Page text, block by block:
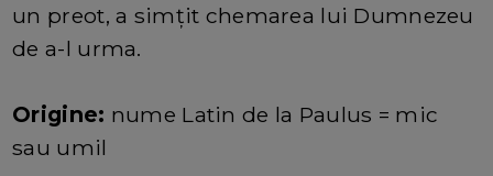
un preot, a simţit chemarea lui Dumnezeu
de a-l urma.
Origine: nume Latin de la Paulus = mic
sau umil